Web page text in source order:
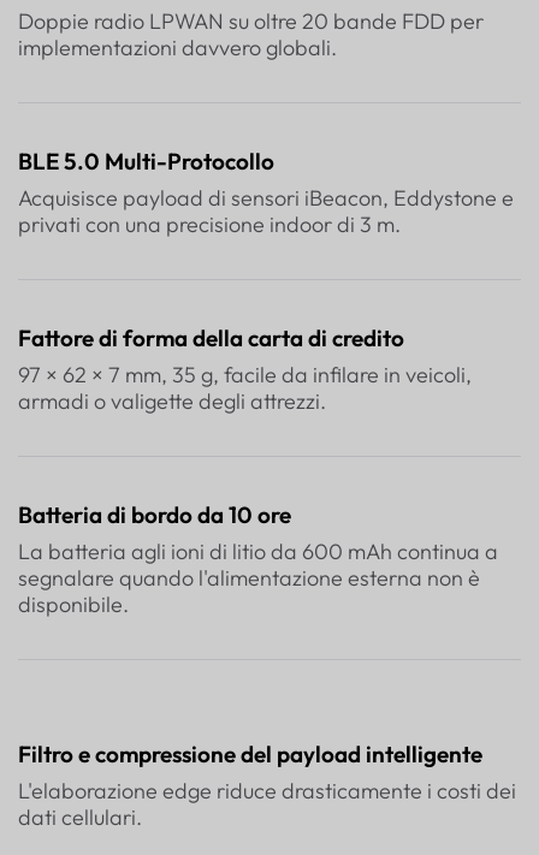
Doppie radio LPWAN su oltre 20 bande FDD per
implementazioni davvero globali.
BLE 5.0 Multi-Protocollo
Acquisisce payload di sensori iBeacon, Eddystone e
privati con una precisione indoor di 3 m.
Fattore di forma della carta di credito
97 × 62 × 7 mm, 35 g, facile da infilare in veicoli,
armadi o valigette degli attrezzi.
Batteria di bordo da 10 ore
La batteria agli ioni di litio da 600 mAh continua a
segnalare quando l'alimentazione esterna non è
disponibile.
Filtro e compressione del payload intelligente
L'elaborazione edge riduce drasticamente i costi dei
dati cellulari.